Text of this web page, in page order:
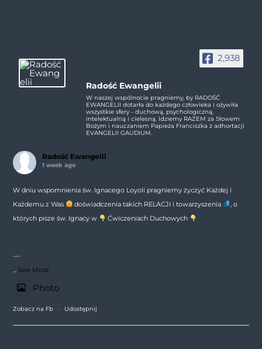
2,938
Radość Ewangelii
W naszej wspólnocie pragniemy, by RADOŚĆ
EWANGELII dotarła do każdego człowieka i ożywiła
wszystkie sfery - duchową, psychologiczną,
intelektualną i cielesną. Idziemy RAZEM za Słowem
Bożym i nauczaniem Papieża Franciszka z adhortacji
EVANGELII GAUDIUM.
Radość Ewangelii
1 week ago
W dniu wspomnienia św. Ignacego Loyoli pragniemy życzyć Każdej i
Każdemu z Was
doświadczenia takich RELACJI i towarzyszenia
, o
których pisze św. Ignacy w
Ćwiczeniach Duchowych
---
See More
Photo
Zobacz na Fb · Udostępnij